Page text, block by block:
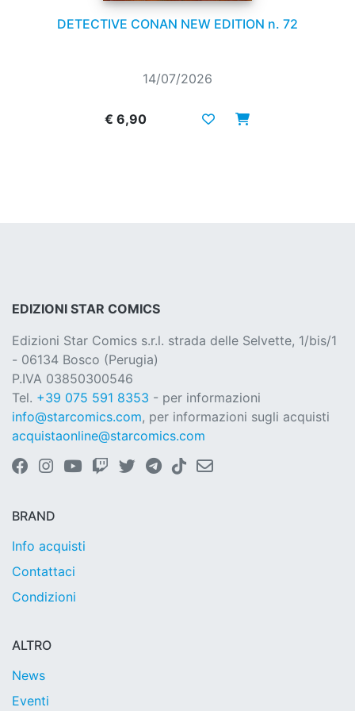
DETECTIVE CONAN NEW EDITION n. 72
14/07/2026
€ 6,90
EDIZIONI STAR COMICS
Edizioni Star Comics s.r.l. strada delle Selvette, 1/bis/1
- 06134 Bosco (Perugia)
P.IVA 03850300546
Tel. +39 075 591 8353 - per informazioni
info@starcomics.com, per informazioni sugli acquisti
acquistaonline@starcomics.com
BRAND
Info acquisti
Contattaci
Condizioni
ALTRO
News
Eventi